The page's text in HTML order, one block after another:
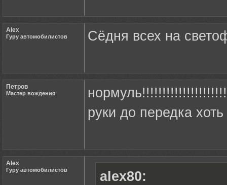
Alex
Гуру автомобилистов Сёдня всех на
Петров
Мастер вождения
руки до передка
Alex
Гуру автомобилистов
alex80: